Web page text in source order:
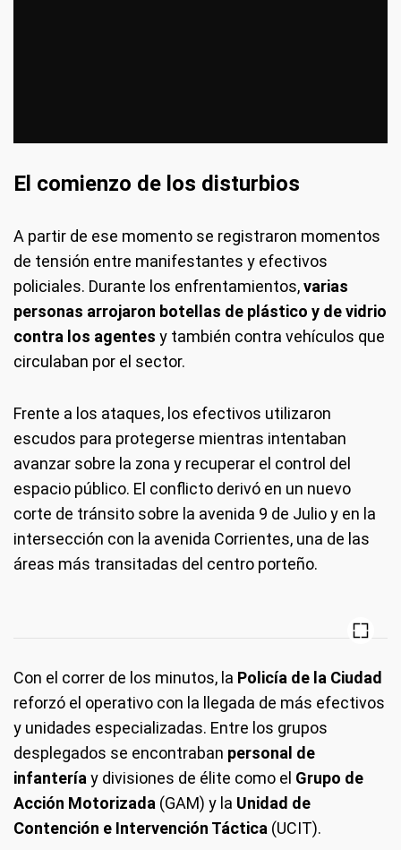
El comienzo de los disturbios
A partir de ese momento se registraron momentos
de tensión entre manifestantes y efectivos
policiales. Durante los enfrentamientos,varias
personas arrojaron botellas de plástico y de vidrio
contra los agentes y también contra vehículos que
circulaban por el sector.
Frente a los ataques, los efectivos utilizaron
escudos para protegerse mientras intentaban
avanzar sobre la zona y recuperar el control del
espacio público. El conflicto derivó en un nuevo
corte de tránsito sobre la avenida 9 de Julio y en la
intersección con la avenida Corrientes, una de las
áreas más transitadas del centro porteño.
Con el correr de los minutos, la Policía de la Ciudad
reforzó el operativo con la llegada de más efectivos
y unidades especializadas. Entre los grupos
desplegados se encontraban personal de
infantería y divisiones de élite como el Grupo de
Acción Motorizada (GAM) y la Unidad de
Contención e Intervención Táctica (UCIT).